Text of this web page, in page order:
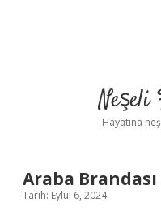
Neşeli
Hayatına
Araba
Tarih: Eylül 6, 2024